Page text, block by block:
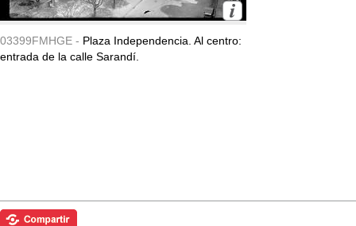
03399FMHGE - Plaza Independencia. Al centro:
entrada de la calle Sarandí.